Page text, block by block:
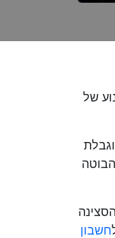
של
חשבון